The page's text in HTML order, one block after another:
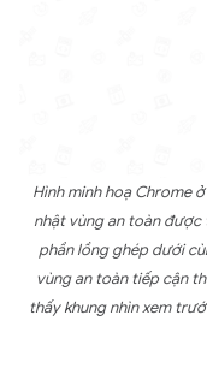
Hình minh hoạ Chrome
nhật vùng an toàn được
phần lồng ghép dưới
vùng an toàn tiếp cận
thấy khung nhìn xem